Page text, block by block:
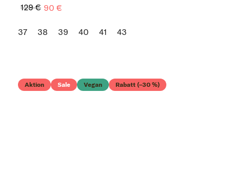
129 € 90 €
37 38 39 40 41 43
Aktion Sale Vegan Rabatt (–30 %)